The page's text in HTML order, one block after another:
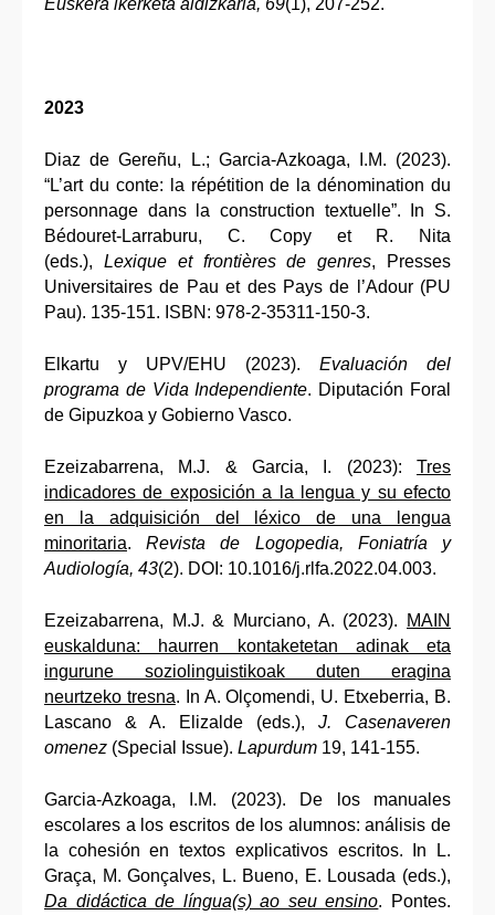
Euskera ikerketa aldizkaria, 69(1), 207-252.
2023
Diaz de Gereñu, L.; Garcia-Azkoaga, I.M. (2023).
“L’art du conte: la répétition de la dénomination du
personnage dans la construction textuelle”. In S.
Bédouret-Larraburu, C. Copy et R. Nita
(eds.), Lexique et frontières de genres, Presses
Universitaires de Pau et des Pays de l’Adour (PU
Pau). 135-151. ISBN: 978-2-35311-150-3.
Elkartu y UPV/EHU (2023). Evaluación del
programa de Vida Independiente. Diputación Foral
de Gipuzkoa y Gobierno Vasco.
Ezeizabarrena, M.J. & Garcia, I. (2023): Tres
indicadores de exposición a la lengua y su efecto
en la adquisición del léxico de una lengua
minoritaria.Revista de Logopedia, Foniatría y
Audiología, 43(2). DOI: 10.1016/j.rlfa.2022.04.003.
Ezeizabarrena, M.J. & Murciano, A. (2023).
MAIN
euskalduna: haurren kontaketetan adinak eta
ingurune soziolinguistikoak duten eragina
neurtzeko tresna. In A. Olçomendi, U. Etxeberria, B.
Lascano & A. Elizalde (eds.), J. Casenaveren
omenez (Special Issue). Lapurdum 19, 141-155.
Garcia-Azkoaga, I.M. (2023). De los manuales
escolares a los escritos de los alumnos: análisis de
la cohesión en textos explicativos escritos. In L.
Graça, M. Gonçalves, L. Bueno, E. Lousada (eds.),
Da didáctica de língua(s) ao seu ensino. Pontes.